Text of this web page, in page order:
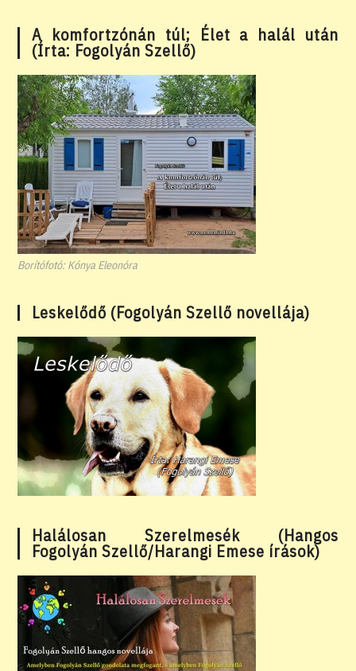
A komfortzónán túl; Élet a halál után
(Írta: Fogolyán Szellő)
Borítófotó: Kónya Eleonóra
Leskelődő (Fogolyán Szellő novellája)
Halálosan Szerelmesék (Hangos
Fogolyán Szellő/Harangi Emese írások)